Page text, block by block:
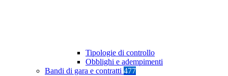
Tipologie di controllo
Obblighi e adempimenti
Bandi di gara e contratti 477